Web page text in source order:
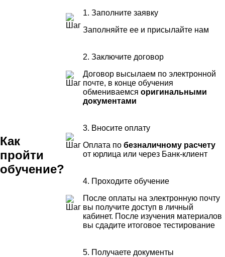
Как
пройти
обучение?
1. Заполните заявку
Заполняйте ее и присылайте нам
2. Заключите договор
Договор высылаем по электронной
почте, в конце обучения
обмениваемся оригинальными
документами
3. Вносите оплату
Оплата по безналичному расчету
от юрлица или через Банк-клиент
4. Проходите обучение
После оплаты на электронную почту
вы получите доступ в личный
кабинет. После изучения материалов
вы сдадите итоговое тестирование
5. Получаете документы